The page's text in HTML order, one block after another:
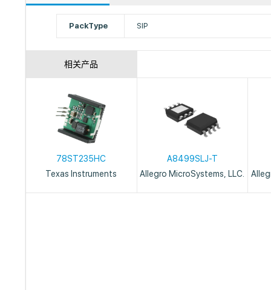
PackType SIP
相关产品
78ST235HC
Texas Instruments
A8499SLJ-T
Allegro MicroSystems, LLC.